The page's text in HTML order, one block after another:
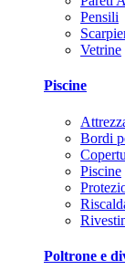
Pensili
Vetrine
Piscine
Bordi
Piscine
Poltrone e